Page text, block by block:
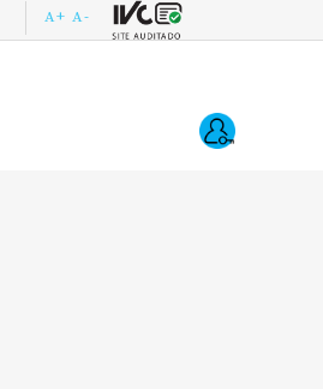
A+ A-